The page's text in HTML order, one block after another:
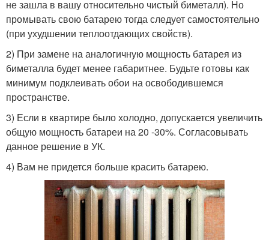
не зашла в вашу относительно чистый биметалл). Но
промывать свою батарею тогда следует самостоятельно
(при ухудшении теплоотдающих свойств).
2) При замене на аналогичную мощность батарея из
биметалла будет менее габаритнее. Будьте готовы как
минимум подклеивать обои на освободившемся
пространстве.
3) Если в квартире было холодно, допускается увеличить
общую мощность батареи на 20 -30%. Согласовывать
данное решение в УК.
4) Вам не придется больше красить батарею.